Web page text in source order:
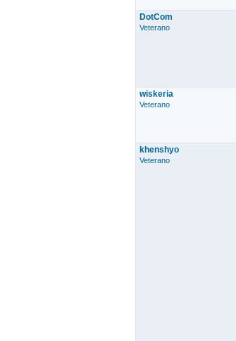
DotCom
Veterano
wiskeria
Veterano
khenshyo
Veterano